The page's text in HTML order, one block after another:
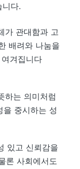
다.
가 관대함과 고
배려와 나눔을
겨집니다
하는 의미처럼
을 중시하는 성
있고 신뢰감을
론 사회에서도